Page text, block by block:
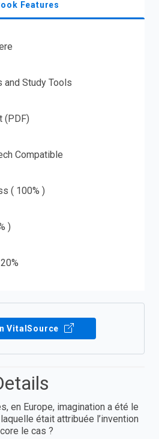
Features
and Study Tools
(PDF)
Compatible
( 100% )
)
VitalSource
en Europe, imagination a été le
était attribuée l’invention
le cas ?